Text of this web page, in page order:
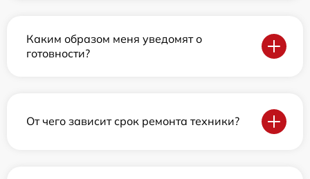
Каким образом меня уведомят о
готовности?
От чего зависит срок ремонта техники?